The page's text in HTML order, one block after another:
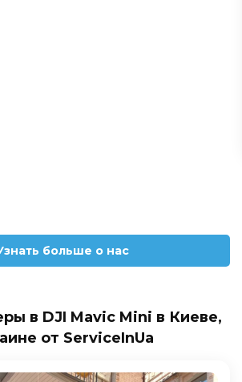
больше о нас
в DJI Mavic Mini в Киеве,
от ServiceInUa